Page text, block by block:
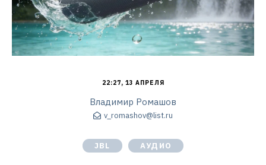
22:27, 13 АПРЕЛЯ
Владимир Ромашов
v_romashov@list.ru
JBL АУДИО